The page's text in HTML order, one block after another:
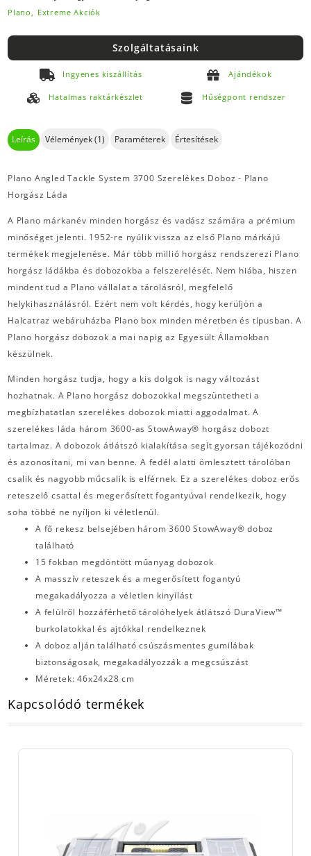
Plano, Extreme Akciók
Szolgáltatásaink
Ingyenes kiszállítás Ajándékok
Hatalmas raktárkészlet Hűségpont rendszer
Leírás Vélemények (1) Paraméterek Értesítések
Plano Angled Tackle System 3700 Szerelékes Doboz - Plano
Horgász Láda
A Plano márkanév minden horgász és vadász számára a prémium
minőséget jelenti. 1952-re nyúlik vissza az első Plano márkájú
termékek megjelenése. Már több millió horgász rendszerezi Plano
horgász ládákba és dobozokba a felszerelését. Nem hiába, hiszen
mindent tud a Plano vállalat a tárolásról, megfelelő
helykihasználásról. Ezért nem volt kérdés, hogy kerüljön a
Halcatraz webáruházba Plano box minden méretben és típusban. A
Plano horgász dobozok a mai napig az Egyesült Államokban
készülnek.
Minden horgász tudja, hogy a kis dolgok is nagy változást
hozhatnak. A Plano horgász dobozokkal megszüntetheti a
megbízhatatlan szerelékes dobozok miatti aggodalmat. A
szerelékes láda három 3600-as StowAway® horgász dobozt
tartalmaz. A dobozok átlátszó kialakítása segít gyorsan tájékozódni
és azonosítani, mi van benne. A fedél alatti ömlesztett tárolóban
csalik és nagyobb műcsalik is elférnek. Ez a szerelékes doboz erős
reteszelő csattal és megerősített fogantyúval rendelkezik, hogy
soha többé ne nyíljon ki véletlenül.
A fő rekesz belsejében három 3600 StowAway® doboz
található
15 fokban megdöntött műanyag dobozok
A masszív reteszek és a megerősített fogantyú
megakadályozza a véletlen kinyílást
A felülről hozzáférhető tárolóhelyek átlátszó DuraView™
burkolatokkal és ajtókkal rendelkeznek
A doboz alján található csúszásmentes gumilábak
biztonságosak, megakadályozzák a megcsúszást
Méretek: 46x24x28 cm
Kapcsolódó termékek